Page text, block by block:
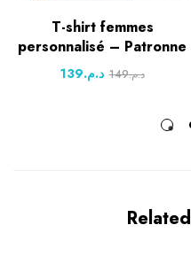
T-shirt femmes
personnalisé – Patronne
د.م.139 د.م.149